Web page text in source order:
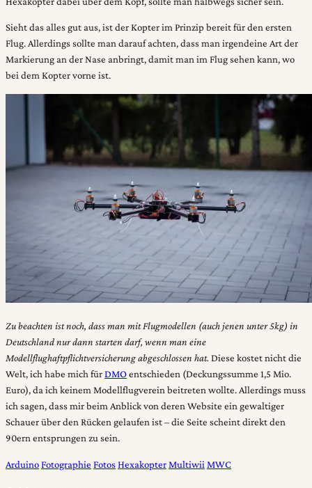
Sieht das alles gut aus, ist der Kopter im Prinzip bereit für den ersten
Flug. Allerdings sollte man darauf achten, dass man irgendeine Art der
Markierung an der Nase anbringt, damit man im Flug sehen kann, wo
bei dem Kopter vorne ist.
Zu beachten ist noch, dass man mit Flugmodellen (auch jenen unter 5kg) in
Deutschland nur dann starten darf, wenn man eine
Modellflughaftpflichtversicherung abgeschlossen hat. Diese kostet nicht die
Welt, ich habe mich fürDMOentschieden (Deckungssumme 1,5 Mio.
Euro), da ich keinem Modellflugverein beitreten wollte. Allerdings muss
ich sagen, dass mir beim Anblick von deren Website ein gewaltiger
Schauer über den Rücken gelaufen ist – die Seite scheint direkt den
90ern entsprungen zu sein.
ArduinoFotographie FotosHexakopterMultiwii MWC